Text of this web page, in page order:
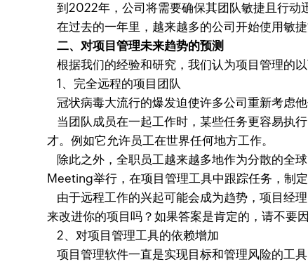
到2022年，公司将需要确保其团队敏捷且行动
在过去的一年里，越来越多的公司开始使用敏
二、对项目管理未来趋势的预测
根据我们的经验和研究，我们认为项目管理的
1、完全远程的项目团队
冠状病毒大流行的爆发迫使许多公司重新考虑
当团队成员在一起工作时，某些任务更容易执
才。例如它允许员工在世界任何地方工作。
除此之外，全职员工越来越多地作为分散的全
Meeting举行，在项目管理工具中跟踪任务，制
由于远程工作的兴起可能会成为趋势，项目经
来改进你的项目吗？如果答案是肯定的，请不要
2、对项目管理工具的依赖增加
项目管理软件一直是实现目标和管理风险的工